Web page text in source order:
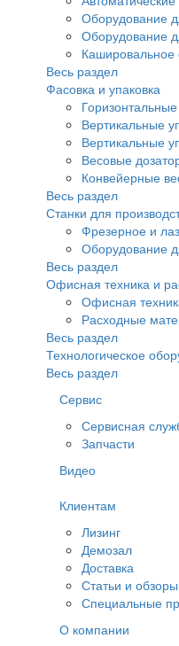
Оборудование
Оборудование
Кашировальное
Весь раздел
Фасовка и упаковка
Вертикальные
Вертикальные
Весовые
Конвейерные
Весь раздел
Станки для
Фрезерное и
Оборудование
Весь раздел
Офисная техника и
Офисная
Расходные
Весь раздел
Технологическое
Весь раздел
Сервис
Сервисная
Запчасти
Видео
Клиентам
Лизинг
Демозал
Доставка
Статьи и обзоры
Специальные
О компании